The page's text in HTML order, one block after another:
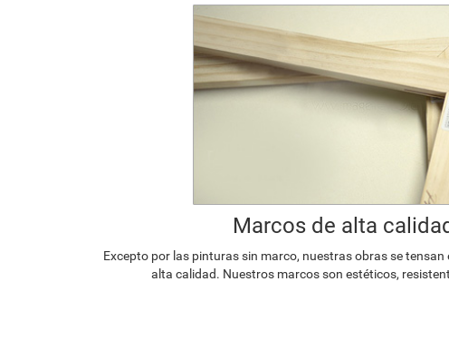
Marcos de alta
Excepto por las pinturas sin marco, nuestras obras se tensan
alta calidad. Nuestros marcos son estéticos,